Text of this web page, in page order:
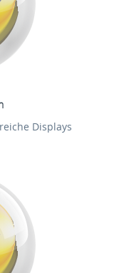
Displays